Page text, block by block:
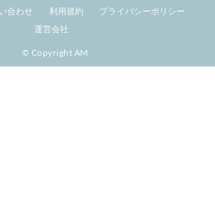
合わせ 利用規約
プライバシーポリシー
運営会社
© Copyright AM